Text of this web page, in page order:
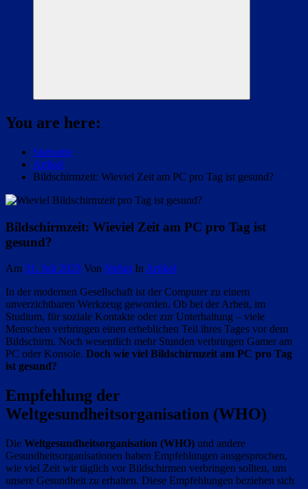
Suchen
You are here:
Startseite
Artikel
Bildschirmzeit: Wieviel Zeit am PC pro Tag ist gesund?
Bildschirmzeit: Wieviel Zeit am PC pro Tag ist
gesund?
Am 31. Juli 2023 Von Stefan In Artikel
In der modernen Gesellschaft ist der Computer zu einem
unverzichtbaren Werkzeug geworden. Ob bei der Arbeit, im
Studium, für soziale Kontakte oder zur Unterhaltung – viele
Menschen verbringen einen erheblichen Teil ihres Tages vor dem
Bildschirm. Noch wesentlich mehr Stunden verbringen Gamer am
PC oder Konsole. Doch wie viel Bildschirmzeit am PC pro Tag
ist gesund?
Empfehlung der
Weltgesundheitsorganisation (WHO)
Die Weltgesundheitsorganisation (WHO) und andere
Gesundheitsorganisationen haben Empfehlungen ausgesprochen,
wie viel Zeit wir täglich vor Bildschirmen verbringen sollten, um
unsere Gesundheit zu erhalten. Diese Empfehlungen beziehen sich